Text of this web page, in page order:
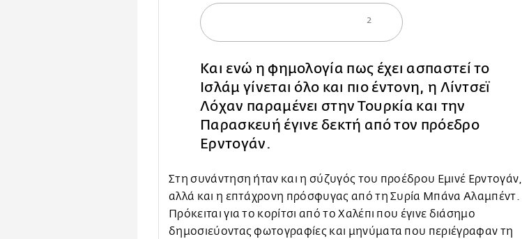
2
Kαι ενώ η φημολογία πως έχει ασπαστεί το
Ισλάμ γίνεται όλο και πιο έντονη, η Λίντσεϊ
Λόχαν παραμένει στην Τουρκία και την
Παρασκευή έγινε δεκτή από τον πρόεδρο
Ερντογάν.
Στη συνάντηση ήταν και η σύζυγός του προέδρου Εμινέ Ερντογάν,
αλλά και η επτάχρονη πρόσφυγας από τη Συρία Μπάνα Αλαμπέντ.
Πρόκειται για το κορίτσι από το Χαλέπι που έγινε διάσημο
δημοσιεύοντας φωτογραφίες και μηνύματα που περιέγραφαν τη